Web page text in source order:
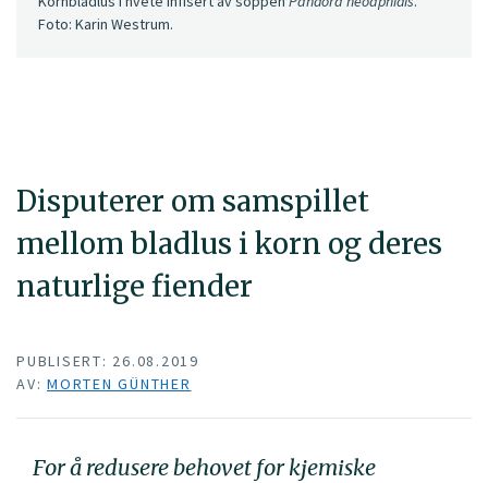
Disputerer om samspillet
mellom bladlus i korn og deres
naturlige fiender
Foto: Karin Westrum.
PUBLISERT: 26.08.2019
AV: MORTEN GÜNTHER
For å redusere behovet for kjemiske